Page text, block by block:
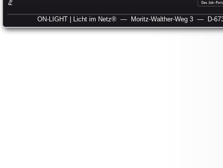
ON-LIGHT | Licht im Netz® — Moritz-Walther-Weg 3 — D-